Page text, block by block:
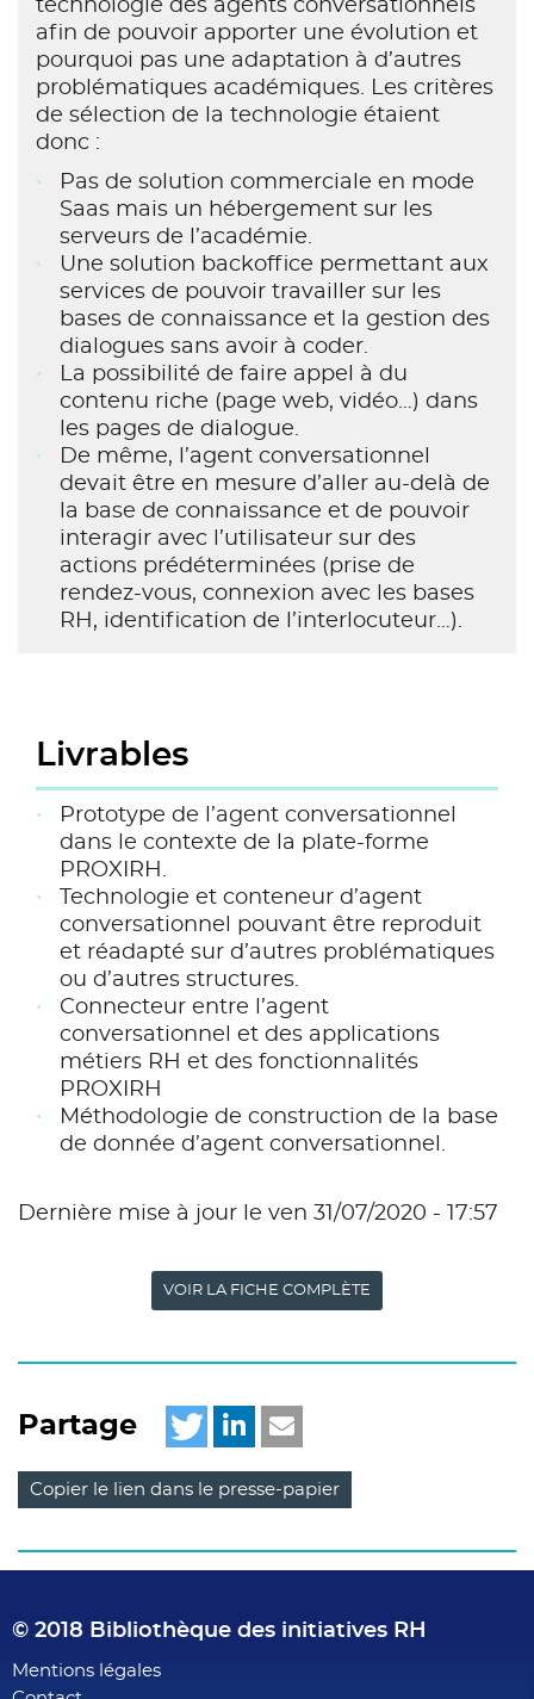
technologie des agents conversationnels
afin de pouvoir apporter une évolution et
pourquoi pas une adaptation à d’autres
problématiques académiques. Les critères
de sélection de la technologie étaient
donc :
Pas de solution commerciale en mode
Saas mais un hébergement sur les
serveurs de l’académie.
Une solution backoffice permettant aux
services de pouvoir travailler sur les
bases de connaissance et la gestion des
dialogues sans avoir à coder.
La possibilité de faire appel à du
contenu riche (page web, vidéo…) dans
les pages de dialogue.
De même, l’agent conversationnel
devait être en mesure d’aller au-delà de
la base de connaissance et de pouvoir
interagir avec l’utilisateur sur des
actions prédéterminées (prise de
rendez-vous, connexion avec les bases
RH, identification de l’interlocuteur…).
Livrables
Prototype de l’agent conversationnel
dans le contexte de la plate-forme
PROXIRH.
Technologie et conteneur d’agent
conversationnel pouvant être reproduit
et réadapté sur d’autres problématiques
ou d’autres structures.
Connecteur entre l’agent
conversationnel et des applications
métiers RH et des fonctionnalités
PROXIRH
Méthodologie de construction de la base
de donnée d’agent conversationnel.
Dernière mise à jour le ven 31/07/2020 - 17:57
VOIR LA FICHE COMPLÈTE
Partage
Copier le lien dans le presse-papier
© 2018 Bibliothèque des initiatives RH
Footer
Mentions légales